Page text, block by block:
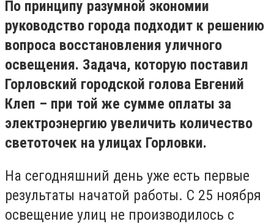
По принципу разумной экономии
руководство города подходит к решению
вопроса восстановления уличного
освещения. Задача, которую поставил
Горловский городской голова Евгений
Клеп – при той же сумме оплаты за
электроэнергию увеличить количество
светоточек на улицах Горловки.
На сегодняшний день уже есть первые
результаты начатой работы. С 25 ноября
освещение улиц не производилось с